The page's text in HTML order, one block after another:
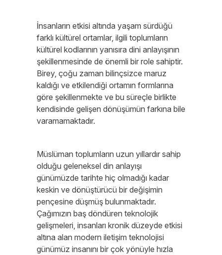
İnsanların etkisi altında yaşam sürdüğü
farklı kültürel ortamlar, ilgili toplumların
kültürel kodlarının yanısıra dini anlayışının
şekillenmesinde de önemli bir role sahiptir.
Birey, çoğu zaman bilinçsizce maruz
kaldığı ve etkilendiği ortamın formlarına
göre şekillenmekte ve bu süreçle birlikte
kendisinde gelişen dönüşümün farkına bile
varamamaktadır.
Müslüman toplumların uzun yıllardır sahip
olduğu geleneksel din anlayışı
günümüzde tarihte hiç olmadığı kadar
keskin ve dönüştürücü bir değişimin
pençesine düşmüş bulunmaktadır.
Çağımızın baş döndüren teknolojik
gelişmeleri, insanları kronik düzeyde etkisi
altına alan modern iletişim teknolojisi
günümüz insanını bir çok yönüyle hızla